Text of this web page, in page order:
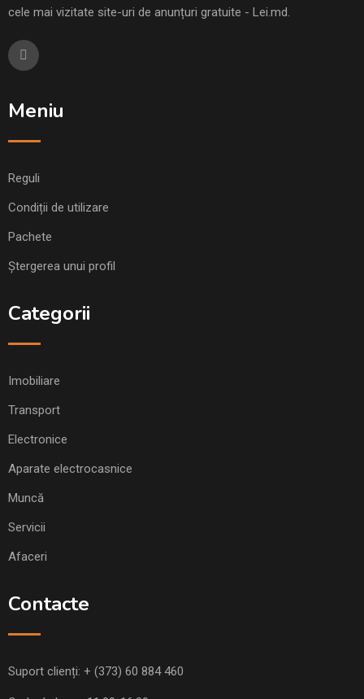
cele mai vizitate site-uri de anunțuri gratuite - Lei.md.
Meniu
Reguli
Condiții de utilizare
Pachete
Ștergerea unui profil
Categorii
Imobiliare
Transport
Electronice
Aparate electrocasnice
Muncă
Servicii
Afaceri
Contacte
Suport clienți: + (373) 60 884 460